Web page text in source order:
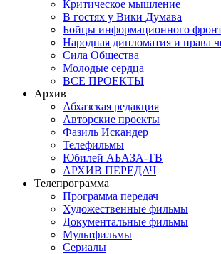
Критическое мышление
В гостях у Вики Думава
Бойцы информационного
Народная дипломатия и права
Сила Общества
Молодые сердца
ВСЕ ПРОЕКТЫ
Архив
Абхазская редакция
Авторские проекты
Фазиль Искандер
Телефильмы
Юбилей АБАЗА-ТВ
АРХИВ ПЕРЕДАЧ
Телепрограмма
Программа передач
Художественные фильмы
Документальные фильмы
Мультфильмы
Сериалы